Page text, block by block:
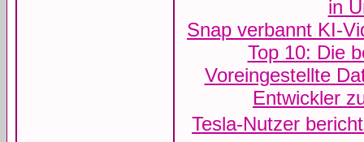
in
Snap verbannt KI-
Top 10: Die
Voreingestellte
Entwickler
Tesla-Nutzer